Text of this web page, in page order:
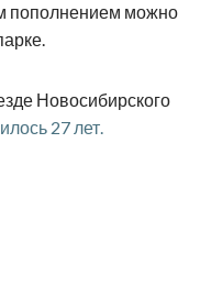
пополнением можно
Новосибирского
27 лет.